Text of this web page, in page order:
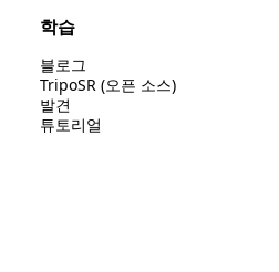
학습
블로그
TripoSR (오픈 소스)
발견
튜토리얼